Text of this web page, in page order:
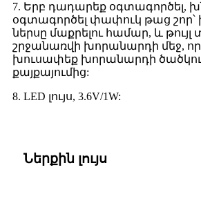
7. Երբ դադարեք օգտագործել,
օգտագործել փափուկ թաց
ներսը մաքրելու համար, և թույլ
շրջանառվի խորանարդի մեջ,
խուսափեք խորանարդի
քայքայումից:
8. LED լույս, 3.6V/1W:
Ներքին լույս